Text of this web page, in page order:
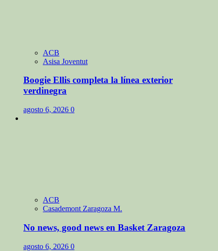
ACB
Asisa Joventut
Boogie Ellis completa la línea exterior
verdinegra
agosto 6, 2026 0
ACB
Casademont Zaragoza M.
No news, good news en Basket Zaragoza
agosto 6, 2026 0